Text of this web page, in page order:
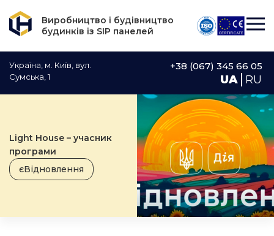
Виробництво і будівництво
будинків із SIP панелей
Україна, м. Київ, вул.
Сумська, 1
+38 (067) 345 66 05
UA RU
Light House – учасник
програми
єВідновлення